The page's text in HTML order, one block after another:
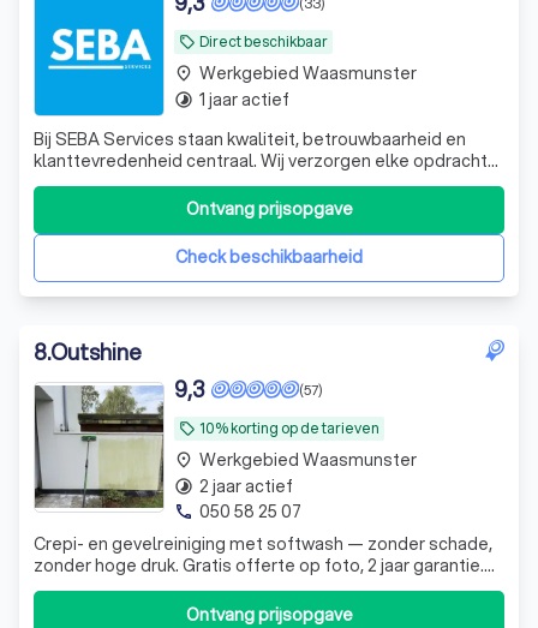
local_offer Direct beschikbaar
Bij SEBA Services staan kwaliteit, betrouwbaarheid en
klanttevredenheid centraal. Wij verzorgen elke opdracht
met de grootste zorg en oog voor detail, van de eerste
kennismaking tot de oplevering. Dankzij onze persoonlijke
aanpak, duidelijke communicatie en professionele
werkwijze weet u altijd waarCheck beschikbaarheid
Ontvang prijsopgave
place Werkgebied Waasmunster
timelapse 1 jaar actief
8.Outshine
local_offer 10% korting op de tarieven
(57)
9,3
Crepi- en gevelreiniging met softwash — zonder schade,
zonder hoge druk. Gratis offerte op foto, 2 jaar garantie.
Actief in heel West- & Oost-Vlaanderen.
Ontvang prijsopgave
place Werkgebied Waasmunster
timelapse 2 jaar actief
phone 050 58 25 07